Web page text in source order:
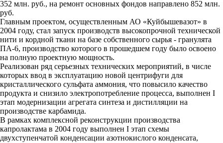
352 млн. руб., на ремонт основных фондов направлено 852 млн.
руб.
Главным проектом, осуществленным АО «Куйбышевазот» в
2004 году, стал запуск производств высокопрочной технической
нити и кордной ткани на базе собственного сырья - гранулята
ПА-6, производство которого в прошедшем году было освоено
на полную проектную мощность.
Реализован ряд серьезных технических мероприятий, в числе
которых ввод в эксплуатацию новой центрифуги для
кристаллического сульфата аммония, что повысило качество
продукта и снизило электропотребление процесса, выполнен I
этап модернизации агрегата синтеза и дистилляции на
производстве карбамида.
В рамках комплексной реконструкции производства
капролактама в 2004 году выполнен I этап схемы
двухступенчатой конденсации азотнокислого конденсата,